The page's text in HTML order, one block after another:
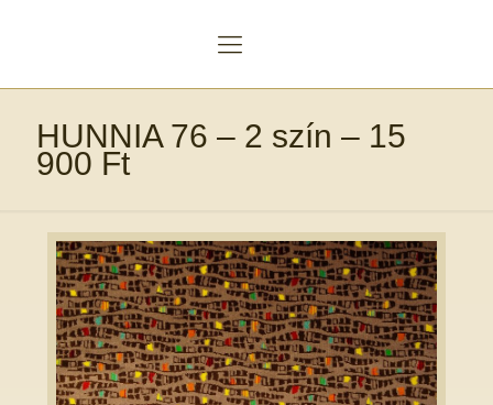
HUNNIA 76 – 2 szín – 15
900 Ft